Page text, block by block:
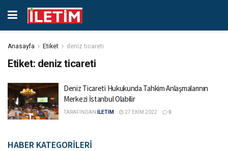
Anasayfa Etiket deniz ticareti
Etiket: deniz ticareti
Deniz Ticareti Hukukunda Tahkim Anlaşmalarının
Merkezi İstanbul Olabilir
TARAFINDAN İLETİM 27 EKIM 2022 0
HABER KATEGORİLERİ